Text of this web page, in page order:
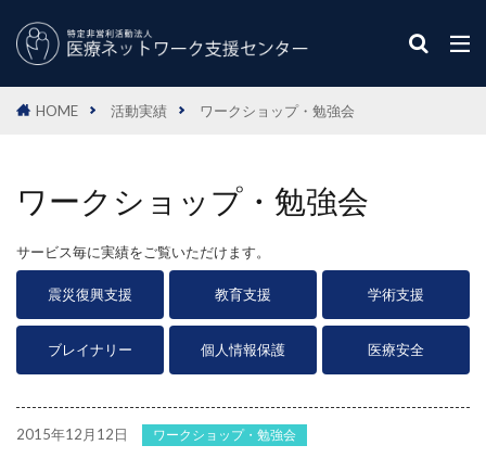
HOME 活動実績 ワークショップ・勉強会
ワークショップ・勉強会
サービス毎に実績をご覧いただけます。
震災復興支援 教育支援 学術支援
ブレイナリー 個人情報保護 医療安全
2015年12月12日 ワークショップ・勉強会